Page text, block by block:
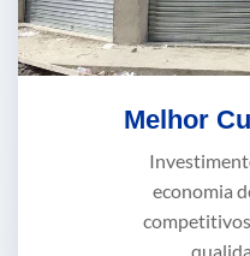
Melhor
economia